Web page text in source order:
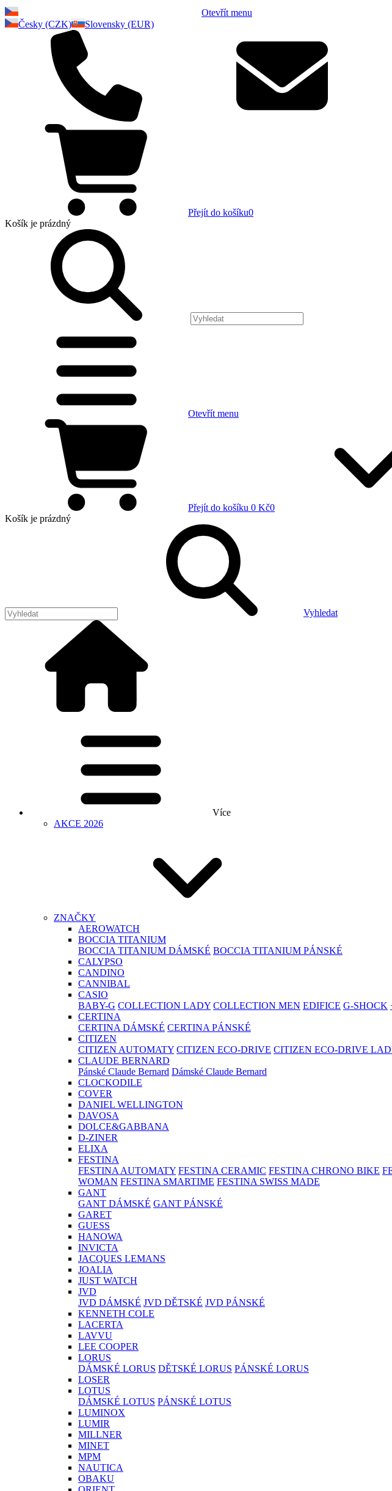
Otevřít menu
Česky (CZK)
Slovensky (EUR)
Přejít do košíku0
Košík je prázdný
Otevřít menu
Přejít do košíku 0 Kč0
Košík je prázdný
Vyhledat
Více
AKCE 2026
ZNAČKY
AEROWATCH
BOCCIA TITANIUM
BOCCIA TITANIUM DÁMSKÉ BOCCIA TITANIUM PÁNSKÉ
CALYPSO
CANDINO
CANNIBAL
CASIO
BABY-G COLLECTION LADY COLLECTION MEN EDIFICE G-SHOCK
CERTINA
CERTINA DÁMSKÉ CERTINA PÁNSKÉ
CITIZEN
CITIZEN AUTOMATY CITIZEN ECO-DRIVE CITIZEN ECO-DRIVE
CLAUDE BERNARD
Pánské Claude Bernard Dámské Claude Bernard
CLOCKODILE
COVER
DANIEL WELLINGTON
DAVOSA
DOLCE&GABBANA
D-ZINER
ELIXA
FESTINA
FESTINA AUTOMATY FESTINA CERAMIC FESTINA CHRONO BIKE
WOMAN FESTINA SMARTIME FESTINA SWISS MADE
GANT
GANT DÁMSKÉ GANT PÁNSKÉ
GARET
GUESS
HANOWA
INVICTA
JACQUES LEMANS
JOALIA
JUST WATCH
JVD
JVD DÁMSKÉ JVD DĚTSKÉ JVD PÁNSKÉ
KENNETH COLE
LACERTA
LAVVU
LEE COOPER
LORUS
DÁMSKÉ LORUS DĚTSKÉ LORUS PÁNSKÉ LORUS
LOSER
LOTUS
DÁMSKÉ LOTUS PÁNSKÉ LOTUS
LUMINOX
LUMIR
MILLNER
MINET
MPM
NAUTICA
OBAKU